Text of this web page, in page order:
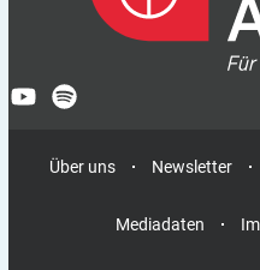
Über uns Newsletter
Mediadaten